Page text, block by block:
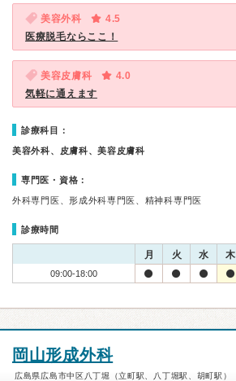
美容外科
4.5
医療脱毛ならここ！
美容皮膚科
4.0
気軽に通えます
診療科目：
美容外科、皮膚科、美容皮膚科
専門医・資格：
外科専門医、形成外科専門医、精神科専門医
診療時間
月 火 水 木
09:00-18:00
岡山形成外科
広島県広島市中区八丁堀（立町駅、八丁堀駅、胡町駅）